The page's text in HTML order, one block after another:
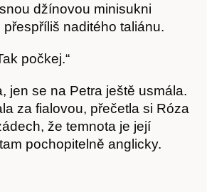
Předplatné
džínovou minisukni
naditého taliánu.
počkej.“
jen se na Petra ještě usmála.
za fialovou, přečetla si Róza
že temnota je její
pochopitelně anglicky.